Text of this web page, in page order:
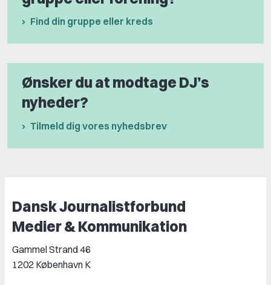
Find din gruppe eller kreds
Ønsker du at modtage DJ’s
nyheder?
Tilmeld dig vores nyhedsbrev
Dansk Journalistforbund
Medier & Kommunikation
Gammel Strand 46
1202 København K